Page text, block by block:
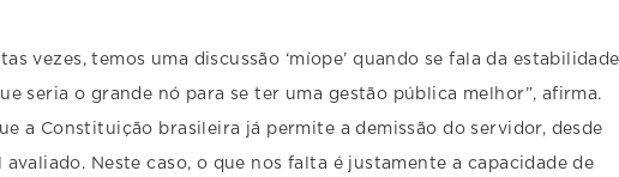
vezes, temos uma discussão ‘míope’ quando se fala da estabilidade
seria o grande nó para se ter uma gestão pública melhor”, afirma.
a Constituição brasileira já permite a demissão do servidor, desde
avaliado. Neste caso, o que nos falta é justamente a capacidade de